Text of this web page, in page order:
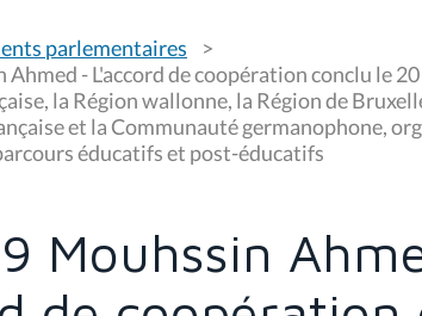
parlementaires
Ahmed - L'accord de coopération conclu le
la Région wallonne, la Région de
et la Communauté germanophone,
éducatifs et post-éducatifs
Mouhssin